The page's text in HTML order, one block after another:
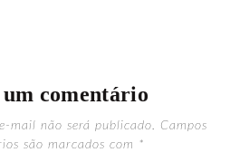
comentário
mail não será publicado.
Campos
são marcados com
*